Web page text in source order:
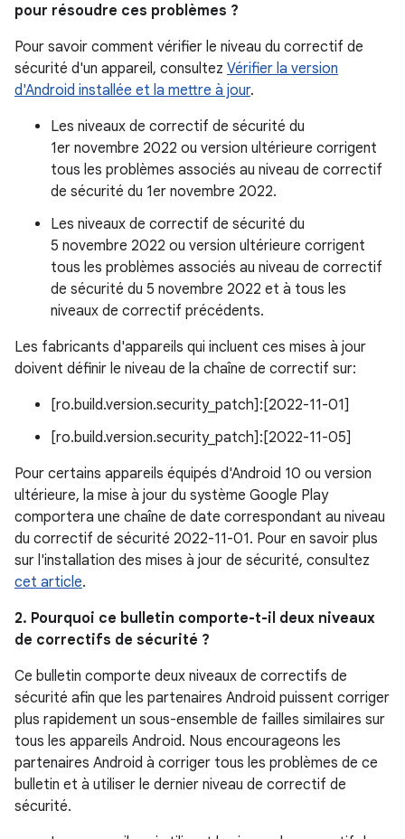
pour résoudre ces problèmes ?
Pour savoir comment vérifier le niveau du correctif de
sécurité d'un appareil, consultez Vérifier la version
d'Android installée et la mettre à jour.
Les niveaux de correctif de sécurité du
1er novembre 2022 ou version ultérieure corrigent
tous les problèmes associés au niveau de correctif
de sécurité du 1er novembre 2022.
Les niveaux de correctif de sécurité du
5 novembre 2022 ou version ultérieure corrigent
tous les problèmes associés au niveau de correctif
de sécurité du 5 novembre 2022 et à tous les
niveaux de correctif précédents.
Les fabricants d'appareils qui incluent ces mises à jour
doivent définir le niveau de la chaîne de correctif sur:
[ro.build.version.security_patch]:[2022-11-01]
[ro.build.version.security_patch]:[2022-11-05]
Pour certains appareils équipés d'Android 10 ou version
ultérieure, la mise à jour du système Google Play
comportera une chaîne de date correspondant au niveau
du correctif de sécurité 2022-11-01. Pour en savoir plus
sur l'installation des mises à jour de sécurité, consultez
cet article.
2. Pourquoi ce bulletin comporte-t-il deux niveaux
de correctifs de sécurité ?
Ce bulletin comporte deux niveaux de correctifs de
sécurité afin que les partenaires Android puissent corriger
plus rapidement un sous-ensemble de failles similaires sur
tous les appareils Android. Nous encourageons les
partenaires Android à corriger tous les problèmes de ce
bulletin et à utiliser le dernier niveau de correctif de
sécurité.